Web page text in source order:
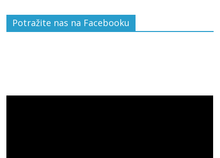
Potražite nas na Facebooku